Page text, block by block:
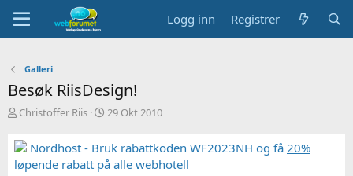
Logg inn Registrer
Galleri
Besøk RiisDesign!
T
å
d
s
Christoffer Riis
S
r
t
29 Okt 2010
Nordhost - Bruk rabattkoden WF2023NH og få 20%
løpende rabatt på alle webhotell